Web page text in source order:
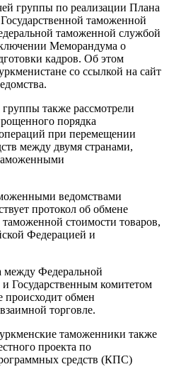
группы по реализации Плана
таможенной
таможенной службой
Меморандума о
кадров. Об этом
со ссылкой на сайт
также рассмотрели
порядка
при перемещении
между двумя странами,
ведомствами
протокол об обмене
стоимости товаров,
Федерацией и
между Федеральной
Государственным комитетом
происходит обмен
торговле.
таможенники также
проекта по
средств (КПС)